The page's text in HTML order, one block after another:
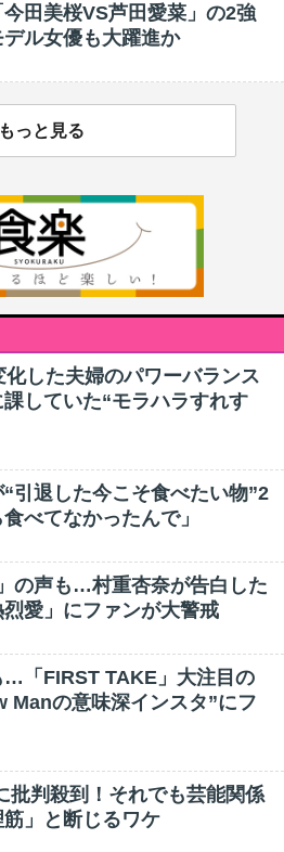
田美桜VS芦田愛菜」の2強
ル女優も大躍進か
もっと見る
した夫婦のパワーバランス
していた“モラハラすれす
引退した今こそ食べたい物”2
べてなかったんで」
の声も…村重杏奈が告白した
烈愛」にファンが大警戒
…「FIRST TAKE」大注目の
Manの意味深インスタ”にフ
批判殺到！それでも芸能関係
」と断じるワケ